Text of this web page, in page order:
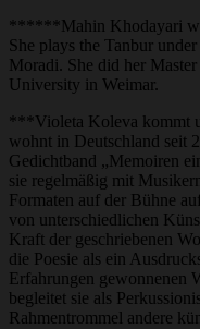
******Mahin Khodayari
She plays the Tanbur
Moradi. She did her
University in Weimar.
***Violeta Koleva kommt
wohnt in Deutschland seit
Gedichtband „Memoiren
sie regelmäßig mit
Formaten auf der Bühne
von unterschiedlichen
Kraft der geschriebenen
die Poesie als ein
Erfahrungen gewonnenen
begleitet sie als
Rahmentrommel andere